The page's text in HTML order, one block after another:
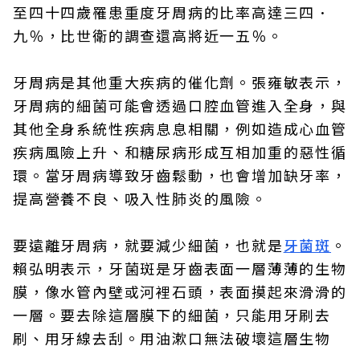
至四十四歲罹患重度牙周病的比率高達三四．
九％，比世衛的調查還高將近一五％。
牙周病是其他重大疾病的催化劑。張雍敏表示，
牙周病的細菌可能會透過口腔血管進入全身，與
其他全身系統性疾病息息相關，例如造成心血管
疾病風險上升、和糖尿病形成互相加重的惡性循
環。當牙周病導致牙齒鬆動，也會增加缺牙率，
提高營養不良、吸入性肺炎的風險。
要遠離牙周病，就要減少細菌，也就是牙菌斑 。
賴弘明表示，牙菌斑是牙齒表面一層薄薄的生物
膜，像水管內壁或河裡石頭，表面摸起來滑滑的
一層。要去除這層膜下的細菌，只能用牙刷去
刷、用牙線去刮。用油漱口無法破壞這層生物